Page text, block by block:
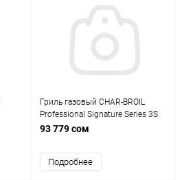
Гриль газовый CHAR-BROIL
Professional Signature Series 3S
463372017
93 779 сом
Подробнее